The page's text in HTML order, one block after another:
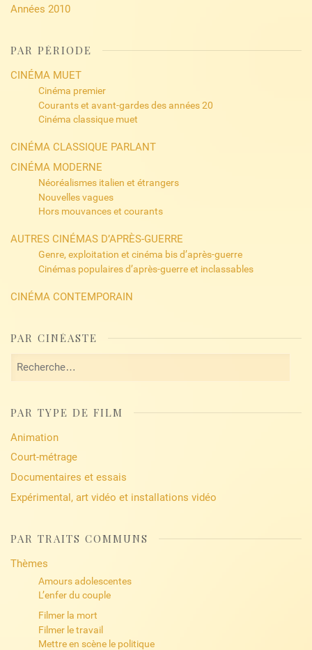
Années 2010
PAR PÉRIODE
CINÉMA MUET
Cinéma premier
Courants et avant-gardes des années 20
Cinéma classique muet
CINÉMA CLASSIQUE PARLANT
CINÉMA MODERNE
Néoréalismes italien et étrangers
Nouvelles vagues
Hors mouvances et courants
AUTRES CINÉMAS D’APRÈS-GUERRE
Genre, exploitation et cinéma bis d’après-guerre
Cinémas populaires d’après-guerre et inclassables
CINÉMA CONTEMPORAIN
PAR CINÉASTE
Rechercher :
PAR TYPE DE FILM
Animation
Court-métrage
Documentaires et essais
Expérimental, art vidéo et installations vidéo
PAR TRAITS COMMUNS
Thèmes
Amours adolescentes
L’enfer du couple
Filmer la mort
Filmer le travail
Mettre en scène le politique